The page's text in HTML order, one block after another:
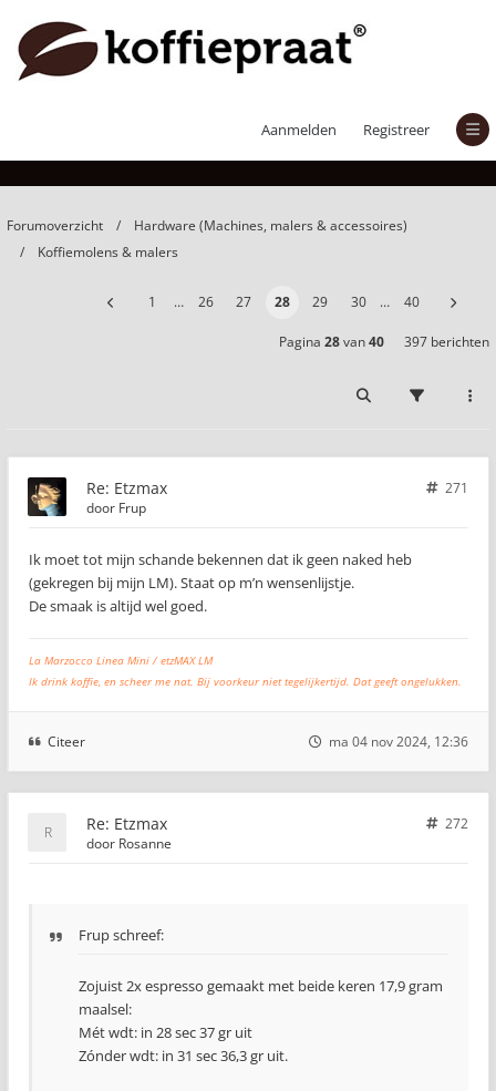
Aanmelden Registreer
Forumoverzicht
Hardware (Machines, malers & accessoires)
Koffiemolens & malers
1 … 26 27 28 29 30 … 40
Pagina 28van40 397 berichten
Re: Etzmax
271
door Frup
Ik moet tot mijn schande bekennen dat ik geen naked heb
(gekregen bij mijn LM). Staat op m’n wensenlijstje.
De smaak is altijd wel goed.
La Marzocco Linea Mini / etzMAX LM
Ik drink koffie, en scheer me nat. Bij voorkeur niet tegelijkertijd. Dat geeft ongelukken.
Citeer ma 04 nov 2024, 12:36
Re: Etzmax
272
door Rosanne
Frup schreef:
Zojuist 2x espresso gemaakt met beide keren 17,9 gram
maalsel:
Mét wdt: in 28 sec 37 gr uit
Zónder wdt: in 31 sec 36,3 gr uit.